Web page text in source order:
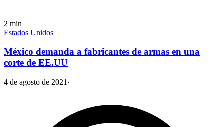
2 min
Estados Unidos
México demanda a fabricantes de armas en una
corte de EE.UU
4 de agosto de 2021 ·